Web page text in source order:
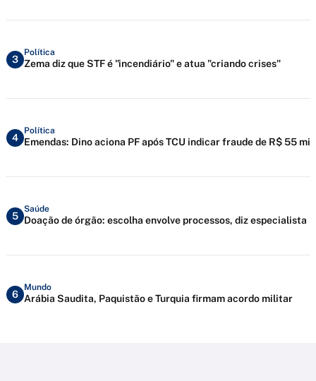
3
Política
Zema diz que STF é "incendiário" e atua "criando crises"
4
Política
Emendas: Dino aciona PF após TCU indicar fraude de R$ 55 mi
5
Saúde
Doação de órgão: escolha envolve processos, diz especialista
6
Mundo
Arábia Saudita, Paquistão e Turquia firmam acordo militar